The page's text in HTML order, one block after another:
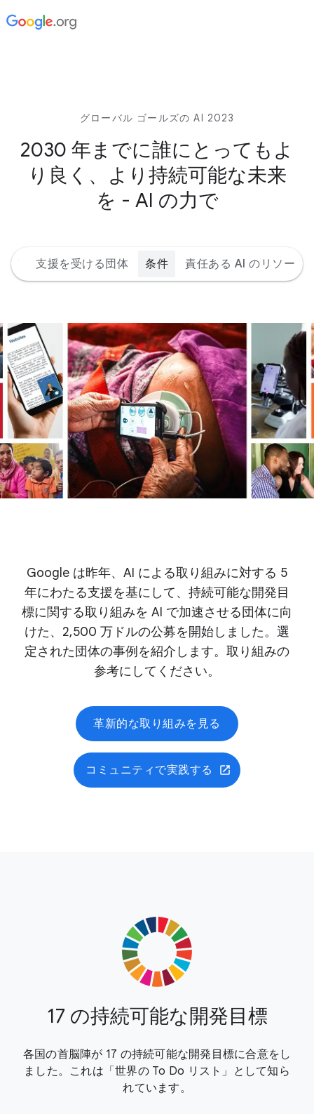
グローバル ゴールズの AI 2023
2030 年までに誰にとってもよ
り良く、より持続可能な未来
を - AI の力で
支援を受ける団体 条件 責任ある AI のリソース
Google は昨年、AI による取り組みに対する 5
年にわたる支援を基にして、持続可能な開発目
標に関する取り組みを AI で加速させる団体に向
けた、2,500 万ドルの公募を開始しました。選
定された団体の事例を紹介します。取り組みの
参考にしてください。
革新的な取り組みを見る
コミュニティで実践する
17 の持続可能な開発目標
各国の首脳陣が 17 の持続可能な開発目標に合意をし
ました。これは「世界の To Do リスト」として知ら
れています。